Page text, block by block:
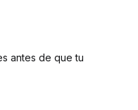
antes de que tu